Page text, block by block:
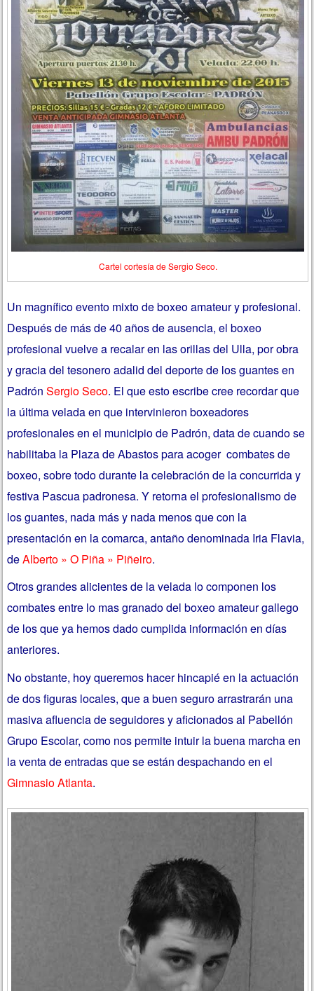
Cartel cortesía de Sergio Seco.
Un magnífico evento mixto de boxeo amateur y profesional.
Después de más de 40 años de ausencia, el boxeo
profesional vuelve a recalar en las orillas del Ulla, por obra
y gracia del tesonero adalid del deporte de los guantes en
PadrónSergio Seco. El que esto escribe cree recordar que
la última velada en que intervinieron boxeadores
profesionales en el municipio de Padrón, data de cuando se
habilitaba la Plaza de Abastos para acoger combates de
boxeo, sobre todo durante la celebración de la concurrida y
festiva Pascua padronesa. Y retorna el profesionalismo de
los guantes, nada más y nada menos que con la
presentación en la comarca, antaño denominada Iria Flavia,
deAlberto » O Piña » Piñeiro.
Otros grandes alicientes de la velada lo componen los
combates entre lo mas granado del boxeo amateur gallego
de los que ya hemos dado cumplida información en días
anteriores.
No obstante, hoy queremos hacer hincapié en la actuación
de dos figuras locales, que a buen seguro arrastrarán una
masiva afluencia de seguidores y aficionados al Pabellón
Grupo Escolar, como nos permite intuir la buena marcha en
la venta de entradas que se están despachando en el
Gimnasio Atlanta.